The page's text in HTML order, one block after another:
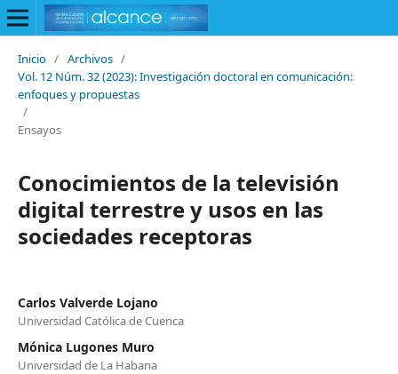
Inicio / Archivos /
Vol. 12 Núm. 32 (2023): Investigación doctoral en comunicación:
enfoques y propuestas
/
Ensayos
Conocimientos de la televisión
digital terrestre y usos en las
sociedades receptoras
Carlos Valverde Lojano
Universidad Católica de Cuenca
Mónica Lugones Muro
Universidad de La Habana